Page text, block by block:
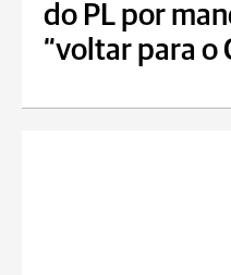
do PL por
“voltar para o